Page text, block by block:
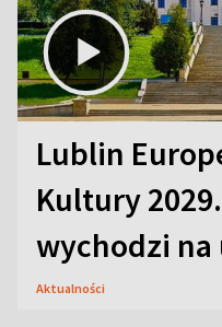
Lublin
Kultury
wychodzi na
Aktualności